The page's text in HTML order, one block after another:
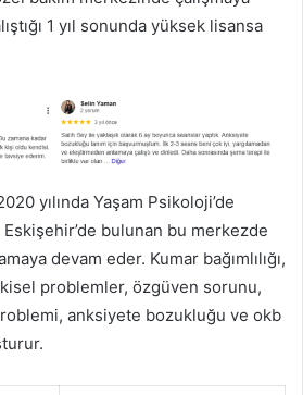
1 yıl sonunda yüksek lisansa
yılında Yaşam Psikoloji’de
Eskişehir’de bulunan bu merkezde
devam eder. Kumar bağımlılığı,
problemler, özgüven sorunu,
anksiyete bozukluğu ve okb